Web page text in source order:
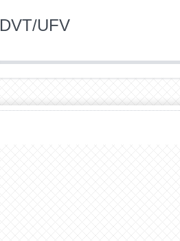
DVT/UFV